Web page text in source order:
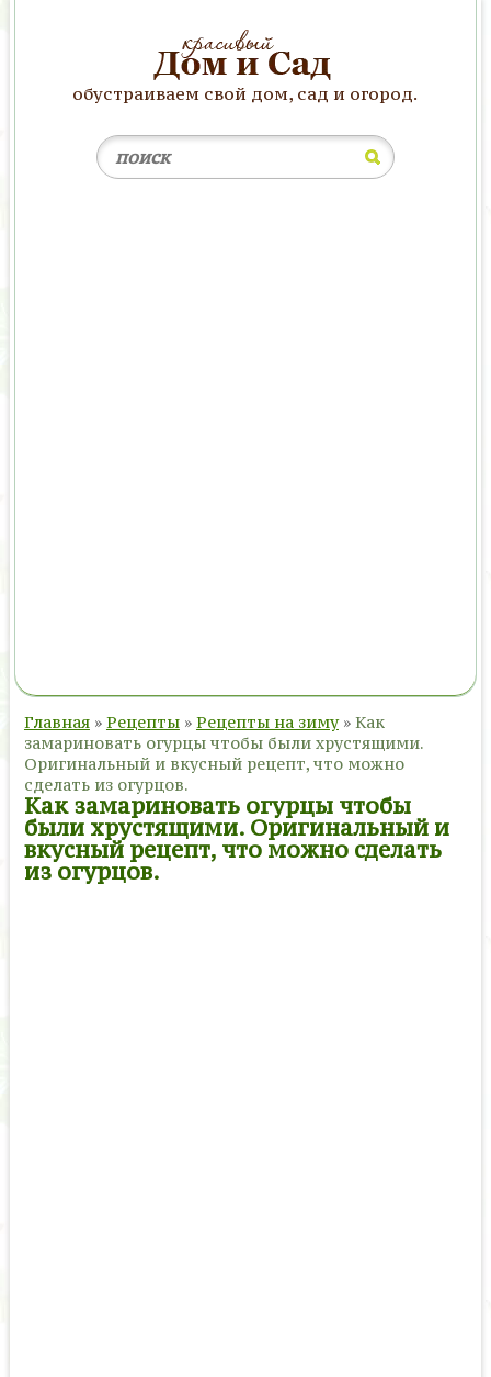
обустраиваем свой дом, сад и огород.
Главная » Рецепты » Рецепты на зиму » Как
замариновать огурцы чтобы были хрустящими.
Оригинальный и вкусный рецепт, что можно
сделать из огурцов.
Как замариновать огурцы чтобы
были хрустящими. Оригинальный и
вкусный рецепт, что можно сделать
из огурцов.